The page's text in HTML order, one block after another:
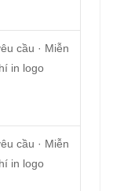
cầu · Miễn
in logo
cầu · Miễn
in logo